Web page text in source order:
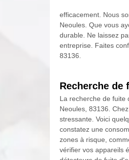
efficacement. Nous
Neoules. Que vous
durable. Ne laissez
entreprise. Faites
83136.
Recherche de
La recherche de fuite
Neoules, 83136.
stressante. Voici
constatez une
zones à risque,
vérifier vos appareils